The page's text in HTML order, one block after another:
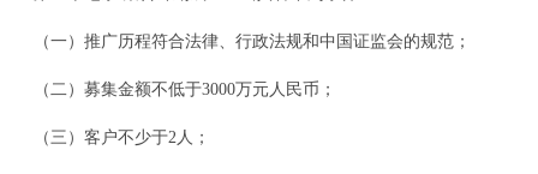
（一）推广历程符合法律、行政法规和中国证监会的规范；
（二）募集金额不低于3000万元人民币；
（三）客户不少于2人；